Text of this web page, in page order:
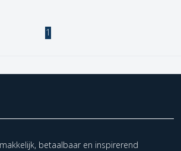
1
betaalbaar en inspirerend